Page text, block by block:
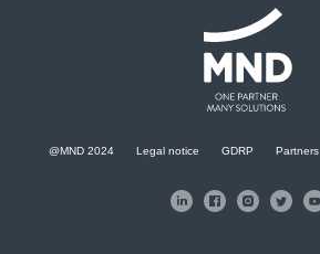
@MND 2024 Legal notice GDRP Partners